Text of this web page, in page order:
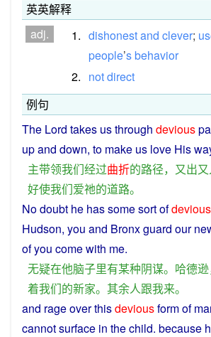
英英解释
adj.
1. dishonestand clever;
people’sbehavior
2. notdirect
例句
The Lord takes usthrough devious
up and down, to make us love His
主带领我们经过曲折的路径， 又出又
好使我们爱祂的道路。
Nodoubt he hassomesortofdevious
Hudson, you and Bronx guard our
ofyou comewith me.
无疑在他脑子里有某种阴谋。 哈德逊
着我们的新家。 其余人跟我来。
and rageoverthisdeviousformof
cannotsurface in thechild. because